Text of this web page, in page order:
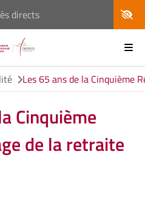
directs
Les 65 ans de la Cinquième
Cinquième
de la retraite